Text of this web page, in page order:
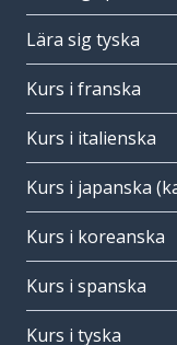
Lära sig tyska
Kurs i franska
Kurs i italienska
Kurs i japanska
Kurs i koreanska
Kurs i spanska
Kurs i tyska